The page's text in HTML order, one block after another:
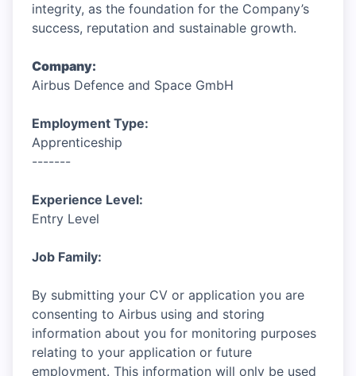
integrity, as the foundation for the Company’s
success, reputation and sustainable growth.
Company:
Airbus Defence and Space GmbH
Employment Type:
Apprenticeship
-------
Experience Level:
Entry Level
Job Family:
By submitting your CV or application you are
consenting to Airbus using and storing
information about you for monitoring purposes
relating to your application or future
employment. This information will only be used